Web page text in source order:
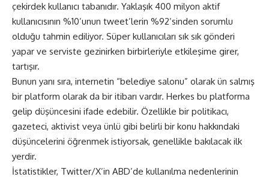
çekirdek kullanıcı tabanıdır. Yaklaşık 400 milyon aktif
kullanıcısının %10’unun tweet’lerin %92’sinden sorumlu
olduğu tahmin ediliyor. Süper kullanıcıları sık sık gönderi
yapar ve serviste gezinirken birbirleriyle etkileşime girer,
tartışır.
Bunun yanı sıra, internetin “belediye salonu” olarak ün salmış
bir platform olarak da bir itibarı vardır. Herkes bu platforma
gelip düşüncesini ifade edebilir. Özellikle bir politikacı,
gazeteci, aktivist veya ünlü gibi belirli bir konu hakkındaki
düşüncelerini öğrenmek istiyorsak, genellikle bakılacak ilk
yerdir.
İstatistikler, Twitter/X’in ABD’de kullanılma nedenlerinin